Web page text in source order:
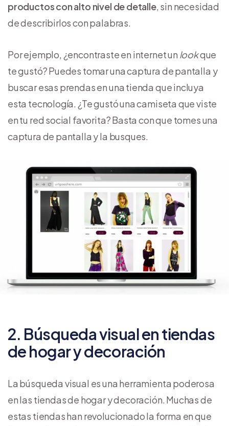
productos con alto nivel de detalle, sin necesidad
de describirlos con palabras.
Por ejemplo, ¿encontraste en internet un lookque
te gustó? Puedes tomar una captura de pantalla y
buscar esas prendas en una tienda que incluya
esta tecnología. ¿Te gustó una camiseta que viste
en tu red social favorita? Basta con que tomes una
captura de pantalla y la busques.
2. Búsqueda visual en tiendas
de hogar y decoración
La búsqueda visual es una herramienta poderosa
en las tiendas de hogar y decoración. Muchas de
estas tiendas han revolucionado la forma en que